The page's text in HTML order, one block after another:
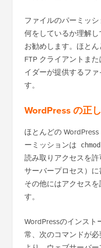
ファイルのパーミッ
何をしているか理解
お勧めします。ほとん
FTP クライアントま
イダーが提供するフ
す。
WordPress の正
ほとんどの
ーミッションは
読み取りアクセスを
サーバープロセス）に
その他にはアクセス
す。
WordPressのインス
常、次のコマンドが必